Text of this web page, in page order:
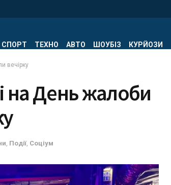
СПОРТ ТЕХНО АВТО ШОУБІЗ КУРЙОЗИ
вечірку
на День жалоби
Події, Соціум